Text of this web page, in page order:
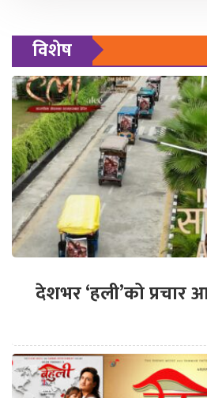
विशेष
देशभर ‘हली’को प्रचार